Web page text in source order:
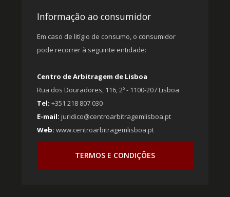
Informação ao consumidor
Em caso de litígio de consumo, o consumidor
pode recorrer à seguinte entidade:
Centro de Arbitragem de Lisboa
Rua dos Douradores, 116, 2º - 1100-207 Lisboa
Tel: +351 218 807 030
E-mail: juridico@centroarbitragemlisboa.pt
Web: www.centroarbitragemlisboa.pt
TERMOS E CONDIÇÕES